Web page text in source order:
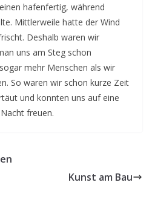
hafenfertig, während
Mittlerweile hatte der Wind
Deshalb waren wir
uns am Steg schon
mehr Menschen als wir
So waren wir schon kurze Zeit
und konnten uns auf eine
freuen.
Kunst am Bau